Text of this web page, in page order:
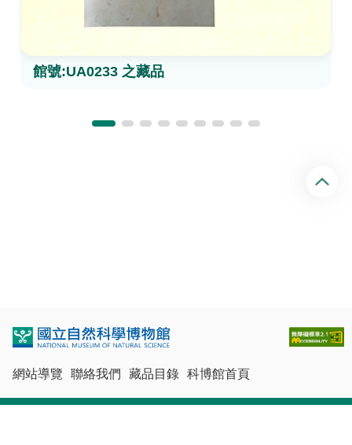
館號:UA0233 之藏品
網站導覽 聯絡我們 藏品目錄 科博館首頁
回
頂
端